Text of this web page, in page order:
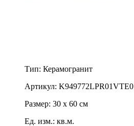
Тип: Керамогранит
Артикул: K949772LPR01VTE0
Размер: 30 x 60 см
Ед. изм.: кв.м.